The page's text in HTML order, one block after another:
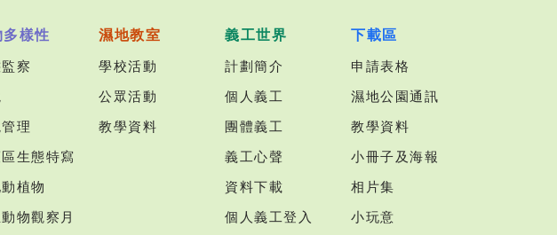
多樣性
察
理
生態特寫
植物
物觀察月
濕地教室
學校活動
公眾活動
教學資料
義工世界
計劃簡介
個人義工
團體義工
義工心聲
資料下載
個人義工登入
下載區
申請表格
濕地公園通訊
教學資料
小冊子及海報
相片集
小玩意